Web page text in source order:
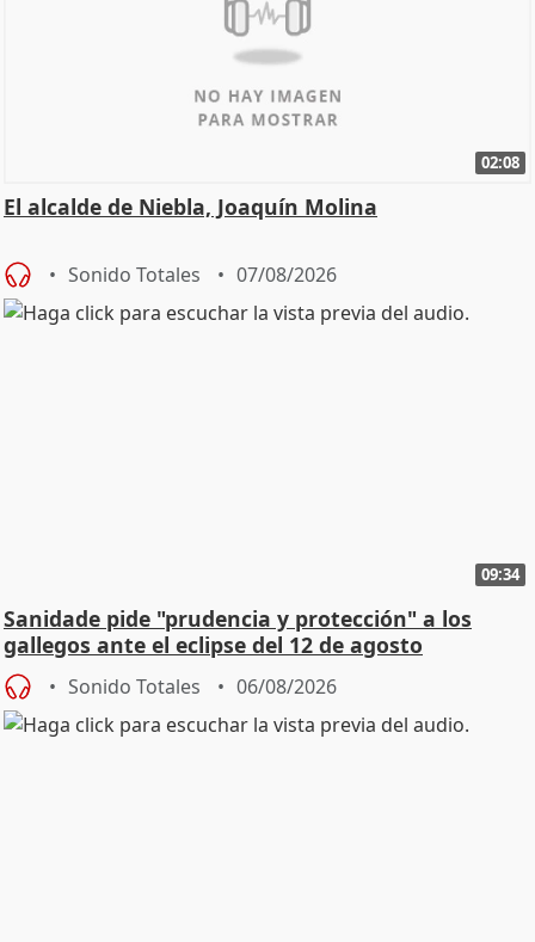
02:08
El alcalde de Niebla, Joaquín Molina
Sonido Totales 07/08/2026
09:34
Sanidade pide "prudencia y protección" a los
gallegos ante el eclipse del 12 de agosto
Sonido Totales 06/08/2026